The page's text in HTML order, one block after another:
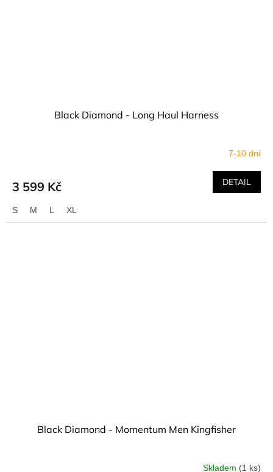
Black Diamond - Long Haul Harness
7-10 dní
3 599 Kč DETAIL
S M L XL
Black Diamond - Momentum Men Kingfisher
Skladem (1 ks)